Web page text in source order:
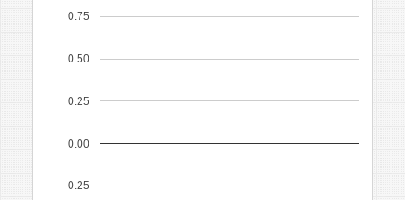
-0.25
0.00
0.25
0.50
0.75